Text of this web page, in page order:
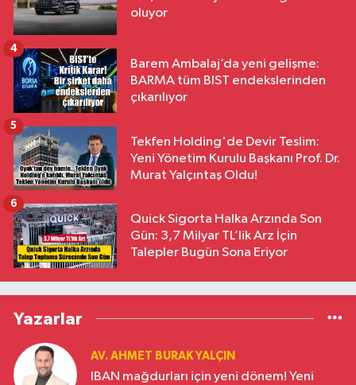
oluyor
Barem Ambalaj’da yeni gelişme:
BARMA tüm BIST endekslerinden
çıkarılıyor
4
Tekfen Holding'de Devir Teslim:
Yeni Yönetim Kurulu Başkanı Prof. Dr.
Murat Yalçıntaş Oldu!
5
Quick Sigorta Halka Arzında Son
Gün: 3,7 Milyar TL’lik Arz İçin
Talepler Bugün Sona Eriyor
6
Yazarlar
AV. AHMET BURAK YALÇIN
IBAN mağdurları için yeni dönem! Yeni